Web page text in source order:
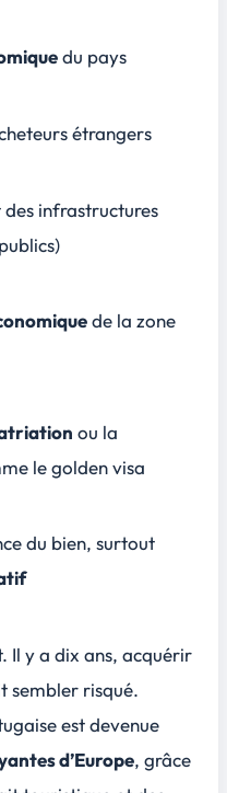
du pays
étrangers
des infrastructures
de la zone
ou la
le golden visa
du bien, surtout
Il y a dix ans, acquérir
sembler risqué.
est devenue
d’Europe, grâce